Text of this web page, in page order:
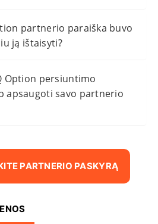
partnerio paraiška buvo
ją ištaisyti?
Option persiuntimo
apsaugoti savo partnerio
PARTNERIO PASKYRĄ